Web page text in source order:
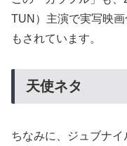
TUN）主演で実写映
もされています。
天使ネタ
ちなみに、ジュブナ